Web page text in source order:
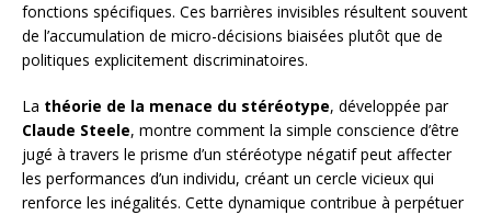
fonctions spécifiques. Ces barrières invisibles résultent souvent
de l’accumulation de micro-décisions biaisées plutôt que de
politiques explicitement discriminatoires.
La théorie de la menace du stéréotype, développée par
Claude Steele, montre comment la simple conscience d’être
jugé à travers le prisme d’un stéréotype négatif peut affecter
les performances d’un individu, créant un cercle vicieux qui
renforce les inégalités. Cette dynamique contribue à perpétuer